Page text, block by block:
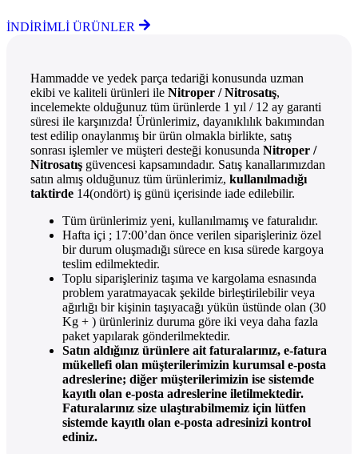
İNDİRİMLİ ÜRÜNLER
Hammadde ve yedek parça tedariği konusunda uzman
ekibi ve kaliteli ürünleri ile Nitroper / Nitrosatış,
incelemekte olduğunuz tüm ürünlerde 1 yıl / 12 ay garanti
süresi ile karşınızda! Ürünlerimiz, dayanıklılık bakımından
test edilip onaylanmış bir ürün olmakla birlikte, satış
sonrası işlemler ve müşteri desteği konusunda Nitroper /
Nitrosatış güvencesi kapsamındadır. Satış kanallarımızdan
satın almış olduğunuz tüm ürünlerimiz, kullanılmadığı
taktirde 14(ondört) iş günü içerisinde iade edilebilir.
Tüm ürünlerimiz yeni, kullanılmamış ve faturalıdır.
Hafta içi ; 17:00’dan önce verilen siparişleriniz özel
bir durum oluşmadığı sürece en kısa sürede kargoya
teslim edilmektedir.
Toplu siparişleriniz taşıma ve kargolama esnasında
problem yaratmayacak şekilde birleştirilebilir veya
ağırlığı bir kişinin taşıyacağı yükün üstünde olan (30
Kg + ) ürünleriniz duruma göre iki veya daha fazla
paket yapılarak gönderilmektedir.
Satın aldığınız ürünlere ait faturalarınız, e-fatura
mükellefi olan müşterilerimizin kurumsal e-posta
adreslerine; diğer müşterilerimizin ise sistemde
kayıtlı olan e-posta adreslerine iletilmektedir.
Faturalarınız size ulaştırabilmemiz için lütfen
sistemde kayıtlı olan e-posta adresinizi kontrol
ediniz.